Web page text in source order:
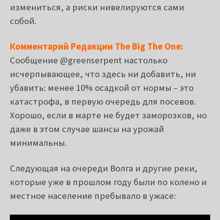
измениться, а риски нивелируются сами
собой.
Комментарий Редакции The Big The One:
Сообщение @greenserpent настолько
исчерпывающее, что здесь ни добавить, ни
убавить: менее 10% осадкой от нормы – это
катастрофа, в первую очередь для посевов.
Хорошо, если в марте не будет заморозков, но
даже в этом случае шансы на урожай
минимальны.
Следующая на очереди Волга и другие реки,
которые уже в прошлом году были по колено и
местное население пребывало в ужасе: